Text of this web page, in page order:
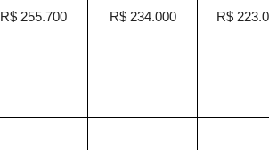
R$ 255.700 R$ 234.000 R$